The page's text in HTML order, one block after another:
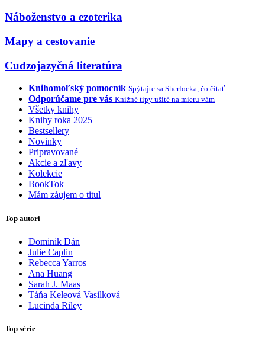
Náboženstvo a ezoterika
Mapy a cestovanie
Cudzojazyčná literatúra
Knihomoľský pomocník Spýtajte sa Sherlocka, čo čítať
Odporúčame pre vás Knižné tipy ušité na mieru vám
Všetky knihy
Knihy roka 2025
Bestsellery
Novinky
Pripravované
Akcie a zľavy
Kolekcie
BookTok
Mám záujem o titul
Top autori
Dominik Dán
Julie Caplin
Rebecca Yarros
Ana Huang
Sarah J. Maas
Táňa Keleová Vasilková
Lucinda Riley
Top série